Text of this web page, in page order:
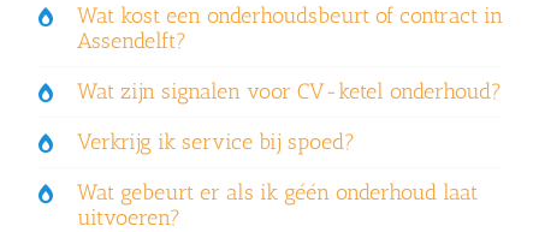
Wat kost een onderhoudsbeurt of contract in
Assendelft?
Wat zijn signalen voor CV-ketel onderhoud?
Verkrijg ik service bij spoed?
Wat gebeurt er als ik géén onderhoud laat
uitvoeren?